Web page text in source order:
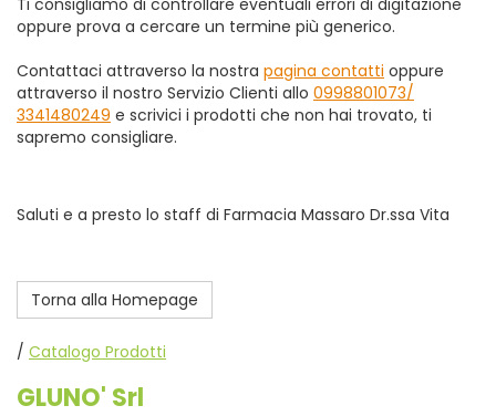
Ti consigliamo di controllare eventuali errori di digitazione
oppure prova a cercare un termine più generico.
Contattaci attraverso la nostra pagina contatti oppure
attraverso il nostro Servizio Clienti allo 0998801073/
3341480249 e scrivici i prodotti che non hai trovato, ti
sapremo consigliare.
Saluti e a presto lo staff di Farmacia Massaro Dr.ssa Vita
Torna alla Homepage
/ Catalogo Prodotti
GLUNO' Srl